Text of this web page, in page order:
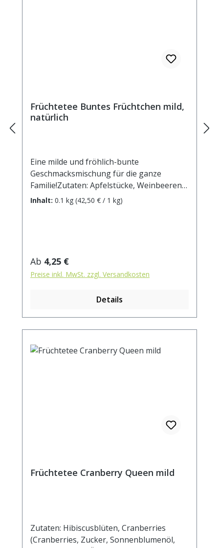
Früchtetee Buntes Früchtchen mild,
natürlich
Eine milde und fröhlich-bunte
Geschmacksmischung für die ganze
Familie!Zutaten: Apfelstücke, Weinbeeren,
Karottenstücke, Orangenstücke, Rote
Inhalt: 0.1 kg (42,50 € / 1 kg)
Regulärer Preis:
Ab 4,25 €
Preise inkl. MwSt. zzgl. Versandkosten
Details
Früchtetee Cranberry Queen mild
Zutaten: Hibiscusblüten, Cranberries
(Cranberries, Zucker, Sonnenblumenöl,